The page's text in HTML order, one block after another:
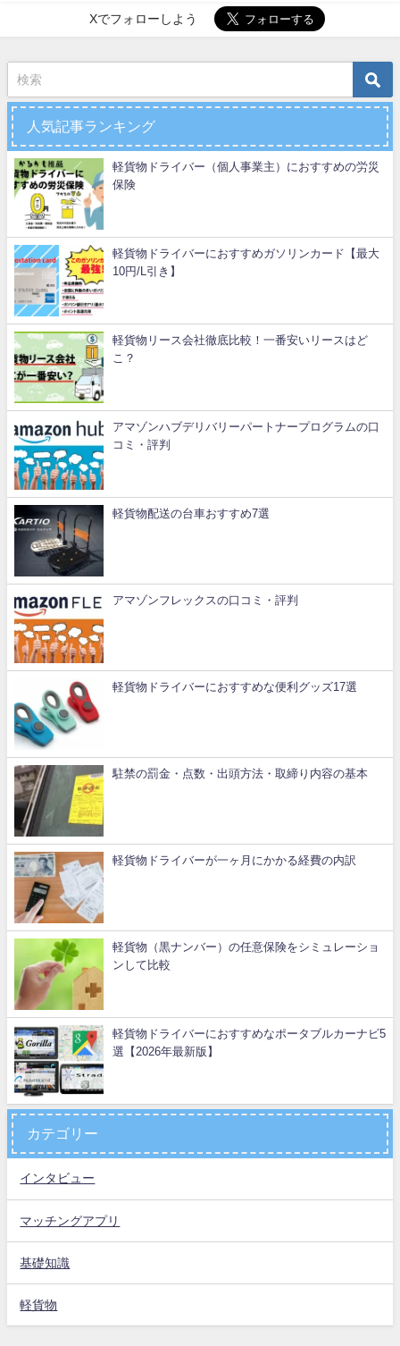
Xでフォローしよう
人気記事ランキング
軽貨物ドライバー（個人事業主）におすすめの労災
保険
軽貨物ドライバーにおすすめガソリンカード【最大
10円/L引き】
軽貨物リース会社徹底比較！一番安いリースはど
こ？
アマゾンハブデリバリーパートナープログラムの口
コミ・評判
軽貨物配送の台車おすすめ7選
アマゾンフレックスの口コミ・評判
軽貨物ドライバーにおすすめな便利グッズ17選
駐禁の罰金・点数・出頭方法・取締り内容の基本
軽貨物ドライバーが一ヶ月にかかる経費の内訳
軽貨物（黒ナンバー）の任意保険をシミュレーショ
ンして比較
軽貨物ドライバーにおすすめなポータブルカーナビ5
選【2026年最新版】
カテゴリー
インタビュー
マッチングアプリ
基礎知識
軽貨物